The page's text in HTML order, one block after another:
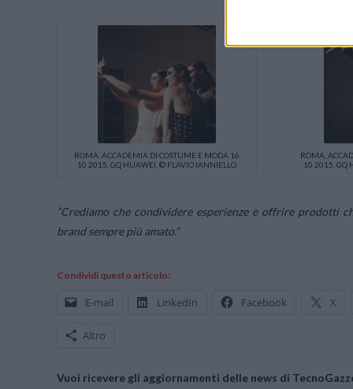
ROMA, ACCADEMIA DI COSTUME E MODA 16
10 2015. GQ HUAWEI. © FLAVIO IANNIELLO
ROMA,
10 2015. GQ
“Crediamo che condividere esperienze e offrire prodotti
brand sempre più amato.”
Condividi questo articolo:
E-mail LinkedIn Facebook X
Altro
Vuoi ricevere gli aggiornamenti delle news di